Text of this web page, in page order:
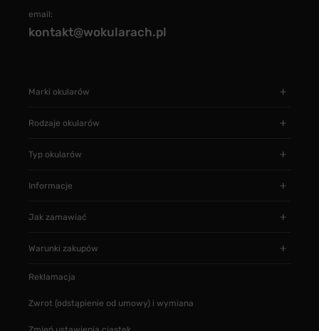
email:
kontakt@wokularach.pl
Marki okularów
Rodzaje okularów
Typ okularów
Informacje
Jak zamawiać
Warunki zakupów
Reklamacja
Zwrot (odstąpienie od umowy) i wymiana